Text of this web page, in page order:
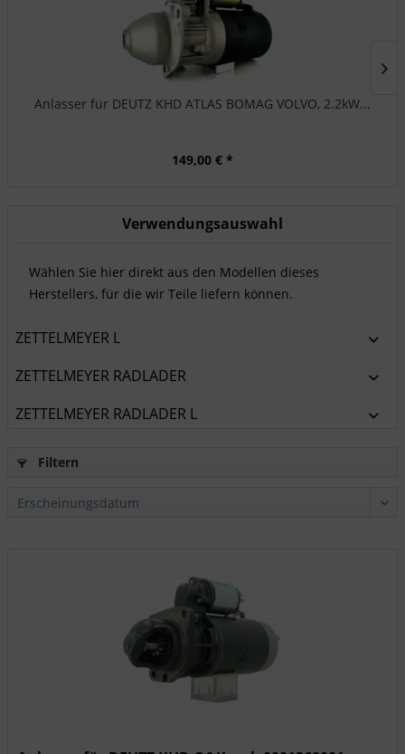
Anlasser für DEUTZ KHD ATLAS BOMAG VOLVO, 2.2kW...
149,00 € *
Verwendungsauswahl
Wählen Sie hier direkt aus den Modellen dieses
Herstellers, für die wir Teile liefern können.
ZETTELMEYER L
ZETTELMEYER RADLADER
ZETTELMEYER RADLADER L
Filtern